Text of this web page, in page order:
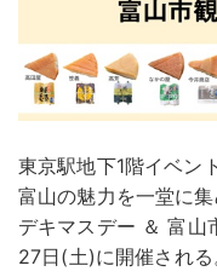
東京駅地下1階イベン
富山の魅力を一堂に
デキマスデー ＆ 富山
27日(土)に開催される